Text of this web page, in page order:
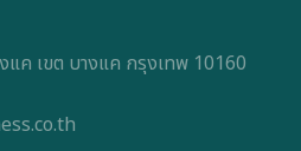
แค เขต บางแค กรุงเทพ 10160